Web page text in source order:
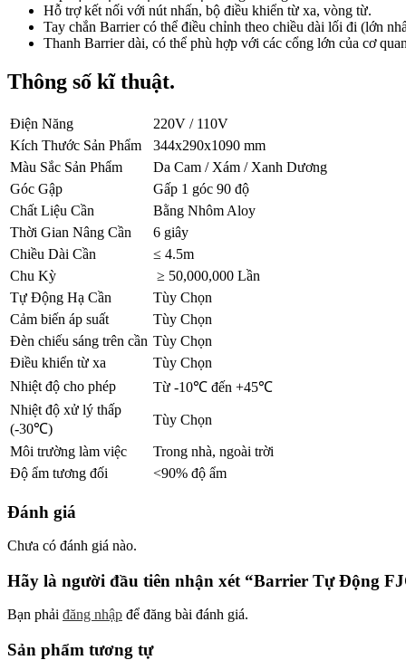
Hỗ trợ kết nối với nút nhấn, bộ điều khiển từ xa, vòng từ.
Tay chắn Barrier có thể điều chỉnh theo chiều dài lối đi (lớn
Thanh Barrier dài, có thể phù hợp với các cổng lớn của cơ
Thông số kĩ thuật.
Điện Năng
220V / 110V
Kích Thước Sản Phẩm
344x290x1090 mm
Màu Sắc Sản Phẩm
Da Cam / Xám / Xanh Dương
Góc Gập
Gấp 1 góc 90 độ
Chất Liệu Cần
Bằng Nhôm Aloy
Thời Gian Nâng Cần
6 giây
Chiều Dài Cần
≤ 4.5m
Chu Kỳ
≥ 50,000,000 Lần
Tự Động Hạ Cần
Tùy Chọn
Cảm biến áp suất
Tùy Chọn
Đèn chiếu sáng trên cần Tùy Chọn
Điều khiển từ xa
Tùy Chọn
Nhiệt độ cho phép
Từ -10℃ đến +45℃
Nhiệt độ xử lý thấp
(-30℃)
Tùy Chọn
Môi trường làm việc
Trong nhà, ngoài trời
Độ ẩm tương đối
<90% độ ẩm
Đánh giá
Chưa có đánh giá nào.
Hãy là người đầu tiên nhận xét “Barrier Tự Động
Bạn phải đăng nhập để đăng bài đánh giá.
Sản phẩm tương tự